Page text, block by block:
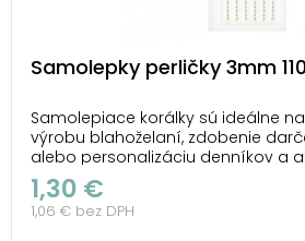
Samolepky perličky 3mm
Samolepiace korálky sú ideálne
výrobu blahoželaní, zdobenie
alebo personalizáciu denníkov a
ľahko aplikovať na papier, plast,
povrchy - jednoducho ich
ich chcete mať. Vďaka svojej
1,30 €
1,06 € bez DPH